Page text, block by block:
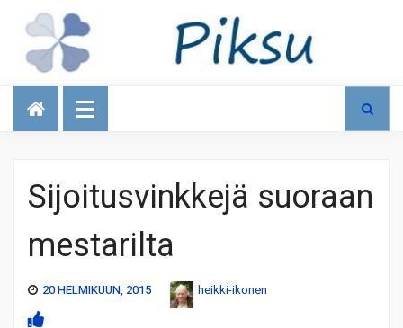
Talous
Sijoitusvinkkejä suoraan
mestarilta
20 HELMIKUUN, 2015 heikki-ikonen